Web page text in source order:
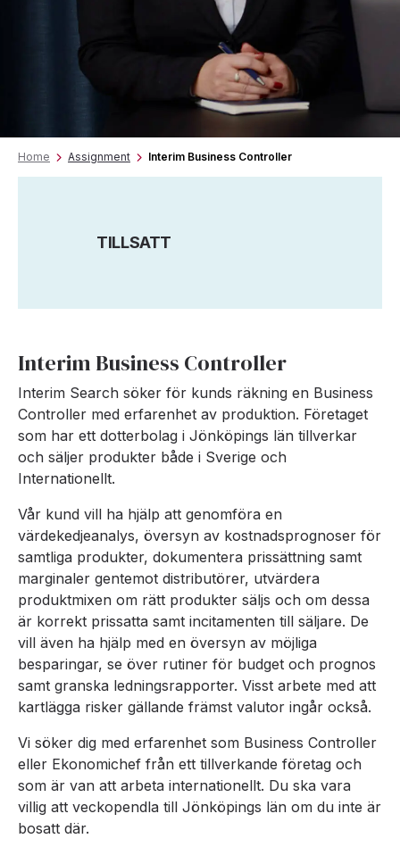
Home Assignment Interim Business Controller
TILLSATT
Interim Business Controller
Interim Search söker för kunds räkning en Business
Controller med erfarenhet av produktion. Företaget
som har ett dotterbolag i Jönköpings län tillverkar
och säljer produkter både i Sverige och
Internationellt.
Vår kund vill ha hjälp att genomföra en
värdekedjeanalys, översyn av kostnadsprognoser för
samtliga produkter, dokumentera prissättning samt
marginaler gentemot distributörer, utvärdera
produktmixen om rätt produkter säljs och om dessa
är korrekt prissatta samt incitamenten till säljare. De
vill även ha hjälp med en översyn av möjliga
besparingar, se över rutiner för budget och prognos
samt granska ledningsrapporter. Visst arbete med att
kartlägga risker gällande främst valutor ingår också.
Vi söker dig med erfarenhet som Business Controller
eller Ekonomichef från ett tillverkande företag och
som är van att arbeta internationellt. Du ska vara
villig att veckopendla till Jönköpings län om du inte är
bosatt där.